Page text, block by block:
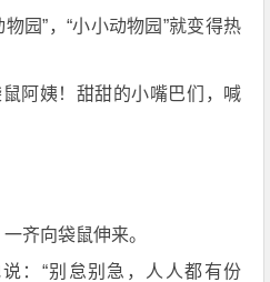
园”，“小小动物园”就变得热
姨！甜甜的小嘴巴们，喊
齐向袋鼠伸来。
：“别怠别急，人人都有份